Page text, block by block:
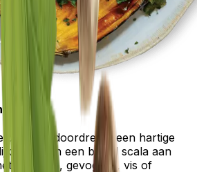
dressing doordrenkt een hartige
aroma in een breed scala aan
nu vlees, gevogelte, vis of